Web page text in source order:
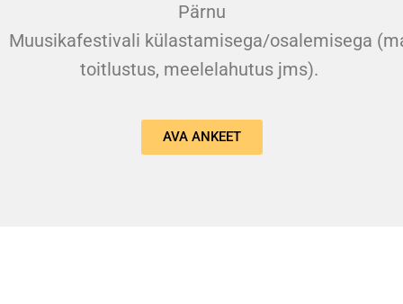
Pärnu
Muusikafestivali külastamisega/osalemisega
toitlustus, meelelahutus jms).
AVA ANKEET